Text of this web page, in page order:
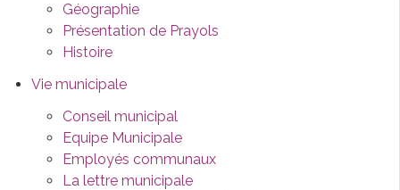
Géographie
Présentation de Prayols
Histoire
Vie municipale
Conseil municipal
Equipe Municipale
Employés communaux
La lettre municipale